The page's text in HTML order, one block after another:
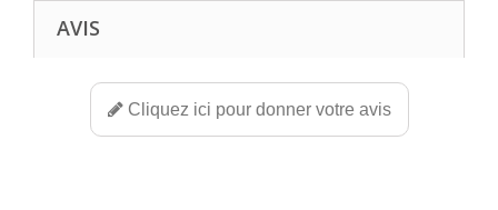
AVIS
Cliquez ici pour donner votre avis